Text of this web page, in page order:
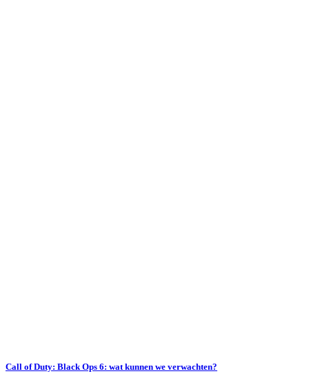
Call of Duty: Black Ops 6: wat kunnen we verwachten?